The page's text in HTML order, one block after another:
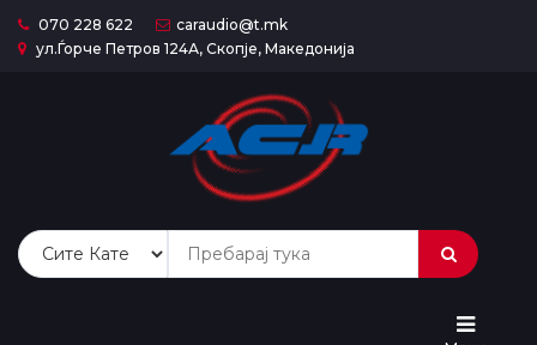
070 228 622
caraudio@t.mk
ул.Ѓорче Петров 124А, Скопје, Македонија
Категории